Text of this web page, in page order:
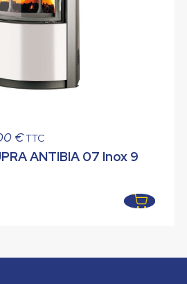
€Le
prix
TTC
ANTIBIA 07 Inox 9